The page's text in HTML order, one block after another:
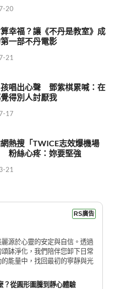
20
幸福？讓《不丹是教室》成
一部不丹電影
21
唱出心聲 鄧紫棋累喊：在
得別人討厭我
17
熱搜「TWICE志效爆機場
粉絲心疼：妳要堅強
21
RS廣告
源於心靈的安定與自信。透過
缽淨化，我們陪伴您卸下日常
能量中，找回最初的寧靜與光
？從圓形圖騰到靜心體驗